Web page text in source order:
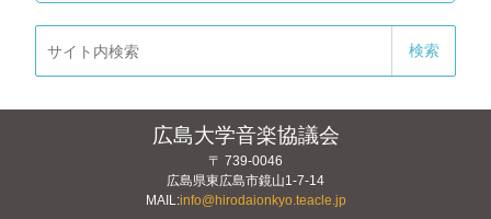
広島大学音楽協議会
〒 739-0046
広島県東広島市鏡山1-7-14
MAIL:info@hirodaionkyo.teacle.jp